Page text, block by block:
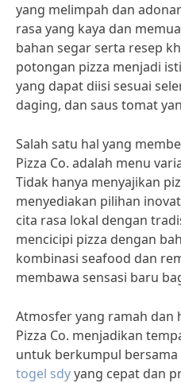
yang melimpah dan
rasa yang kaya dan
bahan segar serta resep
potongan pizza menjadi
yang dapat diisi sesuai
daging, dan saus tomat
Salah satu hal yang
Pizza Co. adalah menu
Tidak hanya menyajikan
menyediakan pilihan
cita rasa lokal dengan
mencicipi pizza dengan
kombinasi seafood dan
membawa sensasi baru
Atmosfer yang ramah dan
Pizza Co. menjadikan
untuk berkumpul
togel sdyyang cepat dan